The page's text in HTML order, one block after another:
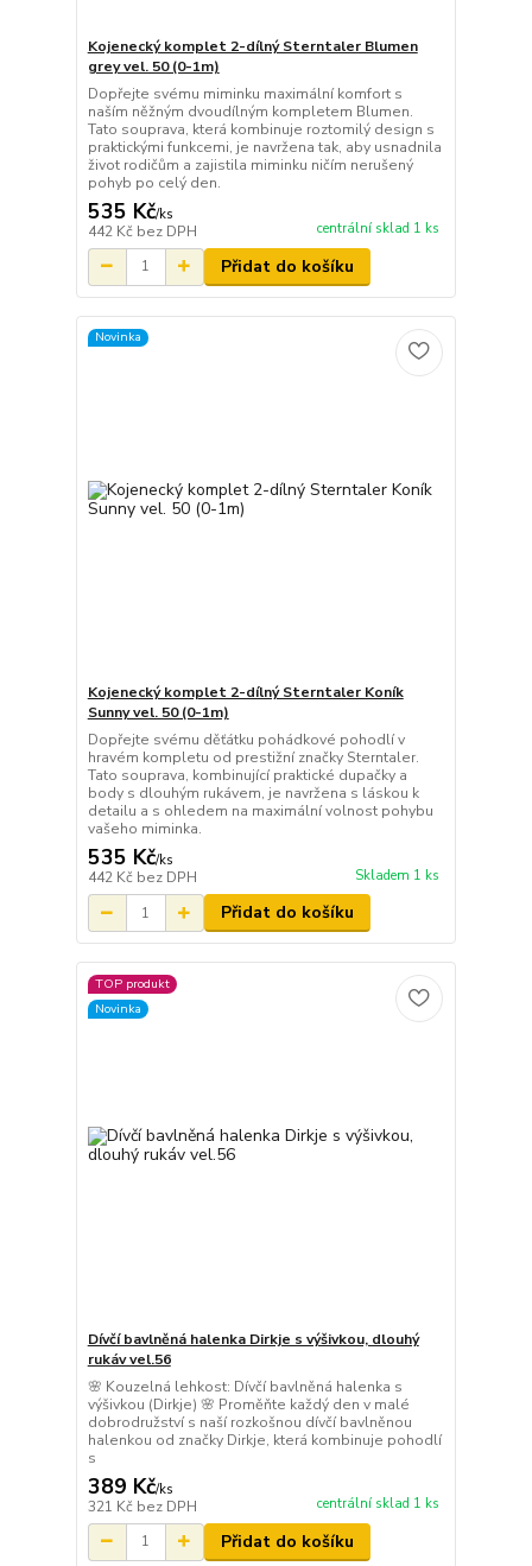
Kojenecký komplet 2-dílný Sterntaler Blumen
grey vel. 50 (0-1m)
Dopřejte svému miminku maximální komfort s
naším něžným dvoudílným kompletem Blumen.
Tato souprava, která kombinuje roztomilý design s
praktickými funkcemi, je navržena tak, aby usnadnila
život rodičům a zajistila miminku ničím nerušený
pohyb po celý den.
535 Kč/ks
442 Kč bez DPH centrální sklad 1 ks
Přidat do košíku
Novinka
Kojenecký komplet 2-dílný Sterntaler Koník
Sunny vel. 50 (0-1m)
Dopřejte svému děťátku pohádkové pohodlí v
hravém kompletu od prestižní značky Sterntaler.
Tato souprava, kombinující praktické dupačky a
body s dlouhým rukávem, je navržena s láskou k
detailu a s ohledem na maximální volnost pohybu
vašeho miminka.
535 Kč/ks
442 Kč bez DPH Skladem 1 ks
Přidat do košíku
TOP produkt
Novinka
Dívčí bavlněná halenka Dirkje s výšivkou, dlouhý
rukáv vel.56
🌸 Kouzelná lehkost: Dívčí bavlněná halenka s
výšivkou (Dirkje) 🌸 Proměňte každý den v malé
dobrodružství s naší rozkošnou dívčí bavlněnou
halenkou od značky Dirkje, která kombinuje pohodlí
s
389 Kč/ks
321 Kč bez DPH centrální sklad 1 ks
Přidat do košíku